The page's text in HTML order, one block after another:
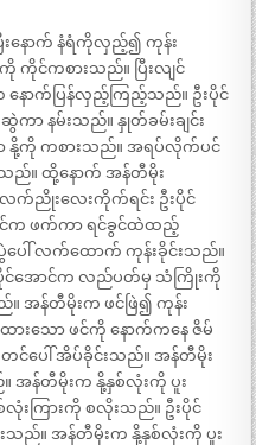
းနောက် နံရံကိုလှည့်၍ ကုန်း
ကိုင်ကစားသည်။ ပြီးလျင်
ောက်ပြန်လှည့်ကြည့်သည်။ ဦးပိုင်
ာ နမ်းသည်။ နှုတ်ခမ်းချင်း
နို့ကို ကစားသည်။ အရပ်လိုက်ပင်
ည်။ ထို့နောက် အန်တီမိုး
က်ညိုးလေးကိုက်ရင်း ဦးပိုင်
င်က ဖက်ကာ ရင်ခွင်ထဲထည့်
ပေါ် လက်ထောက် ကုန်းခိုင်းသည်။
ပိုင်အောင်က လည်ပတ်မှ သံကြိုးကို
အန်တီမိုးက ဖင်ဖြဲ၍ ကုန်း
ားသော ဖင်ကို နောက်ကနေ ဇိမ်
ပေါ် အိပ်ခိုင်းသည်။ အန်တီမိုး
အန်တီမိုးက နို့နှစ်လုံးကို ပူး
းကြားကို စလိုးသည်။ ဦးပိုင်
းသည်။ အန်တီမိုးက နို့နှစ်လုံးကို ပူး